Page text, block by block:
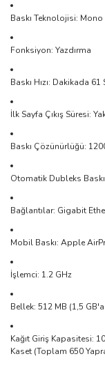
Baskı Teknolojisi: Mono
Fonksiyon: Yazdırma
Baskı Hızı: Dakikada
İlk Sayfa Çıkış Süresi:
Baskı Çözünürlüğü:
Otomatik Dubleks
Bağlantılar: Gigabit
Mobil Baskı: Apple
İşlemci: 1.2 GHz
Bellek: 512 MB (1,5
Kağıt Giriş Kapasitesi:
Kaset (Toplam 650